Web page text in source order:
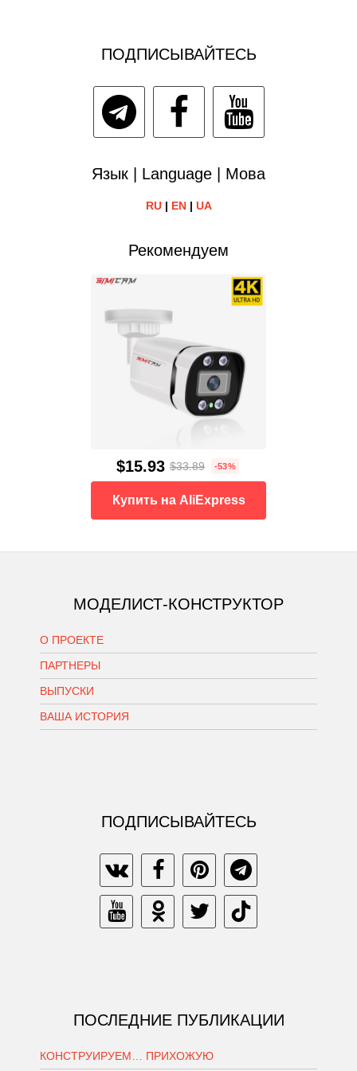
ПОДПИСЫВАЙТЕСЬ
Язык | Language | Мова
RU| EN| UA
Рекомендуем
$15.93 $33.89 -53%
Купить на AliExpress
МОДЕЛИСТ-КОНСТРУКТОР
О ПРОЕКТЕ
ПАРТНЕРЫ
ВЫПУСКИ
ВАША ИСТОРИЯ
ПОДПИСЫВАЙТЕСЬ
ПОСЛЕДНИЕ ПУБЛИКАЦИИ
КОНСТРУИРУЕМ… ПРИХОЖУЮ